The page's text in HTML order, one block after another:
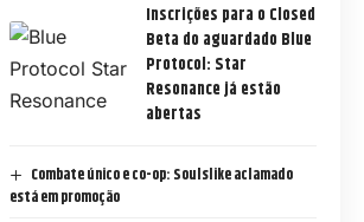
Inscrições para o Closed
Beta do aguardado Blue
Protocol: Star
Resonance já estão
abertas
Combate único e co-op: Soulslike aclamado
está em promoção